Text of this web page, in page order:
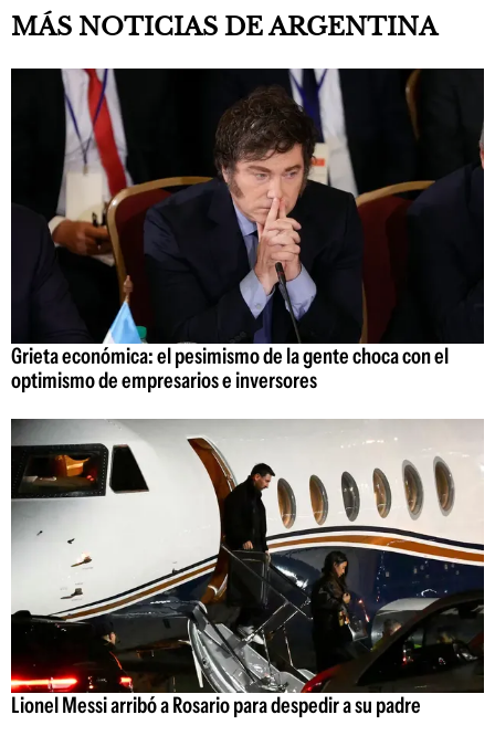
MÁS NOTICIAS DE ARGENTINA
Grieta económica: el pesimismo de la gente choca con el
optimismo de empresarios e inversores
Lionel Messi arribó a Rosario para despedir a su padre